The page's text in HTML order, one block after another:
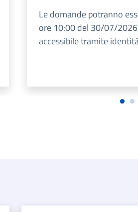
Le domande potranno
ore 10:00 del 30/07/
accessibile tramite